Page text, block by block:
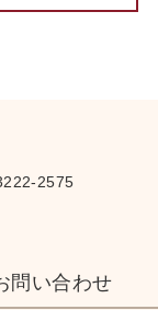
2575
問い合わせ